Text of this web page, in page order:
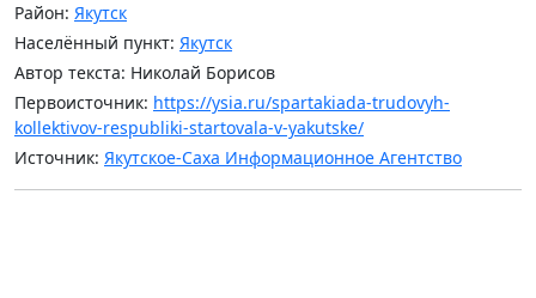
Район: Якутск
Населённый пункт: Якутск
Автор текста: Николай Борисов
Первоисточник: https://ysia.ru/spartakiada-trudovyh-
kollektivov-respubliki-startovala-v-yakutske/
Источник: Якутское-Саха Информационное Агентство